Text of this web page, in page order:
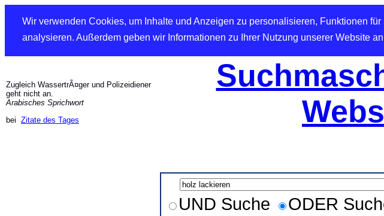
Wir verwenden Cookies, um Inhalte und Anzeigen zu personalisieren, Funktionen
analysieren. Außerdem geben wir Informationen zu Ihrer Nutzung unserer Website
Zugleich WassertrÃ¤ger und Polizeidiener
geht nicht an.
Arabisches Sprichwort
bei Zitate des Tages
UND Suche
ODER